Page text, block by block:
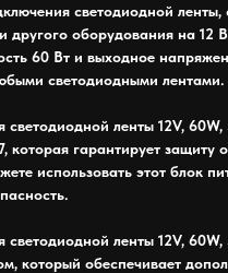
светодиодной
другого оборудования на 12
60 Вт и выходное
светодиодными лентами.
светодиодной ленты 12V,
которая гарантирует защиту
использовать этот блок
светодиодной ленты 12V,
который обеспечивает